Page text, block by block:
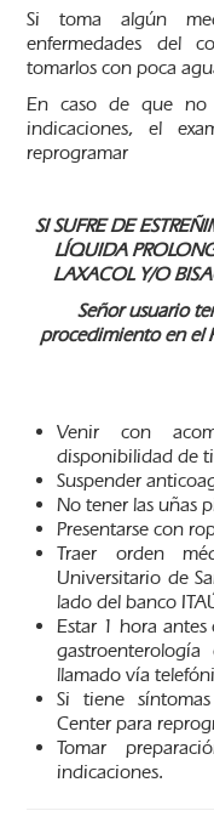
Si toma algún
enfermedades del
tomarlos con poca
En caso de que no
indicaciones, el
reprogramar
SI SUFRE DE
LÍQUIDA
LAXACOL Y/O
Señor usuario
procedimiento en el
Venir con
disponibilidad de
Suspender
No tener las uñas
Presentarse con
Traer orden
Universitario de
lado del banco
Estar 1 hora
llamado vía
Si tiene
Center para
Tomar
indicaciones.